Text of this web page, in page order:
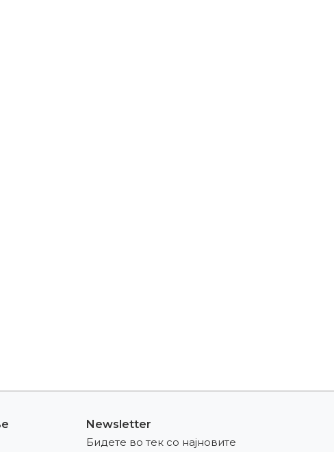
Newsletter
Бидете во тек со најновите